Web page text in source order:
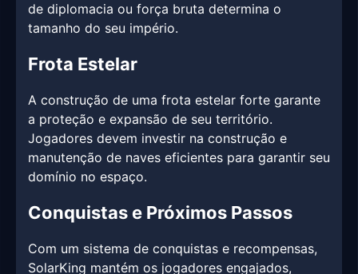
de diplomacia ou força bruta determina o
tamanho do seu império.
Frota Estelar
A construção de uma frota estelar forte garante
a proteção e expansão de seu território.
Jogadores devem investir na construção e
manutenção de naves eficientes para garantir seu
domínio no espaço.
Conquistas e Próximos Passos
Com um sistema de conquistas e recompensas,
SolarKing mantém os jogadores engajados,